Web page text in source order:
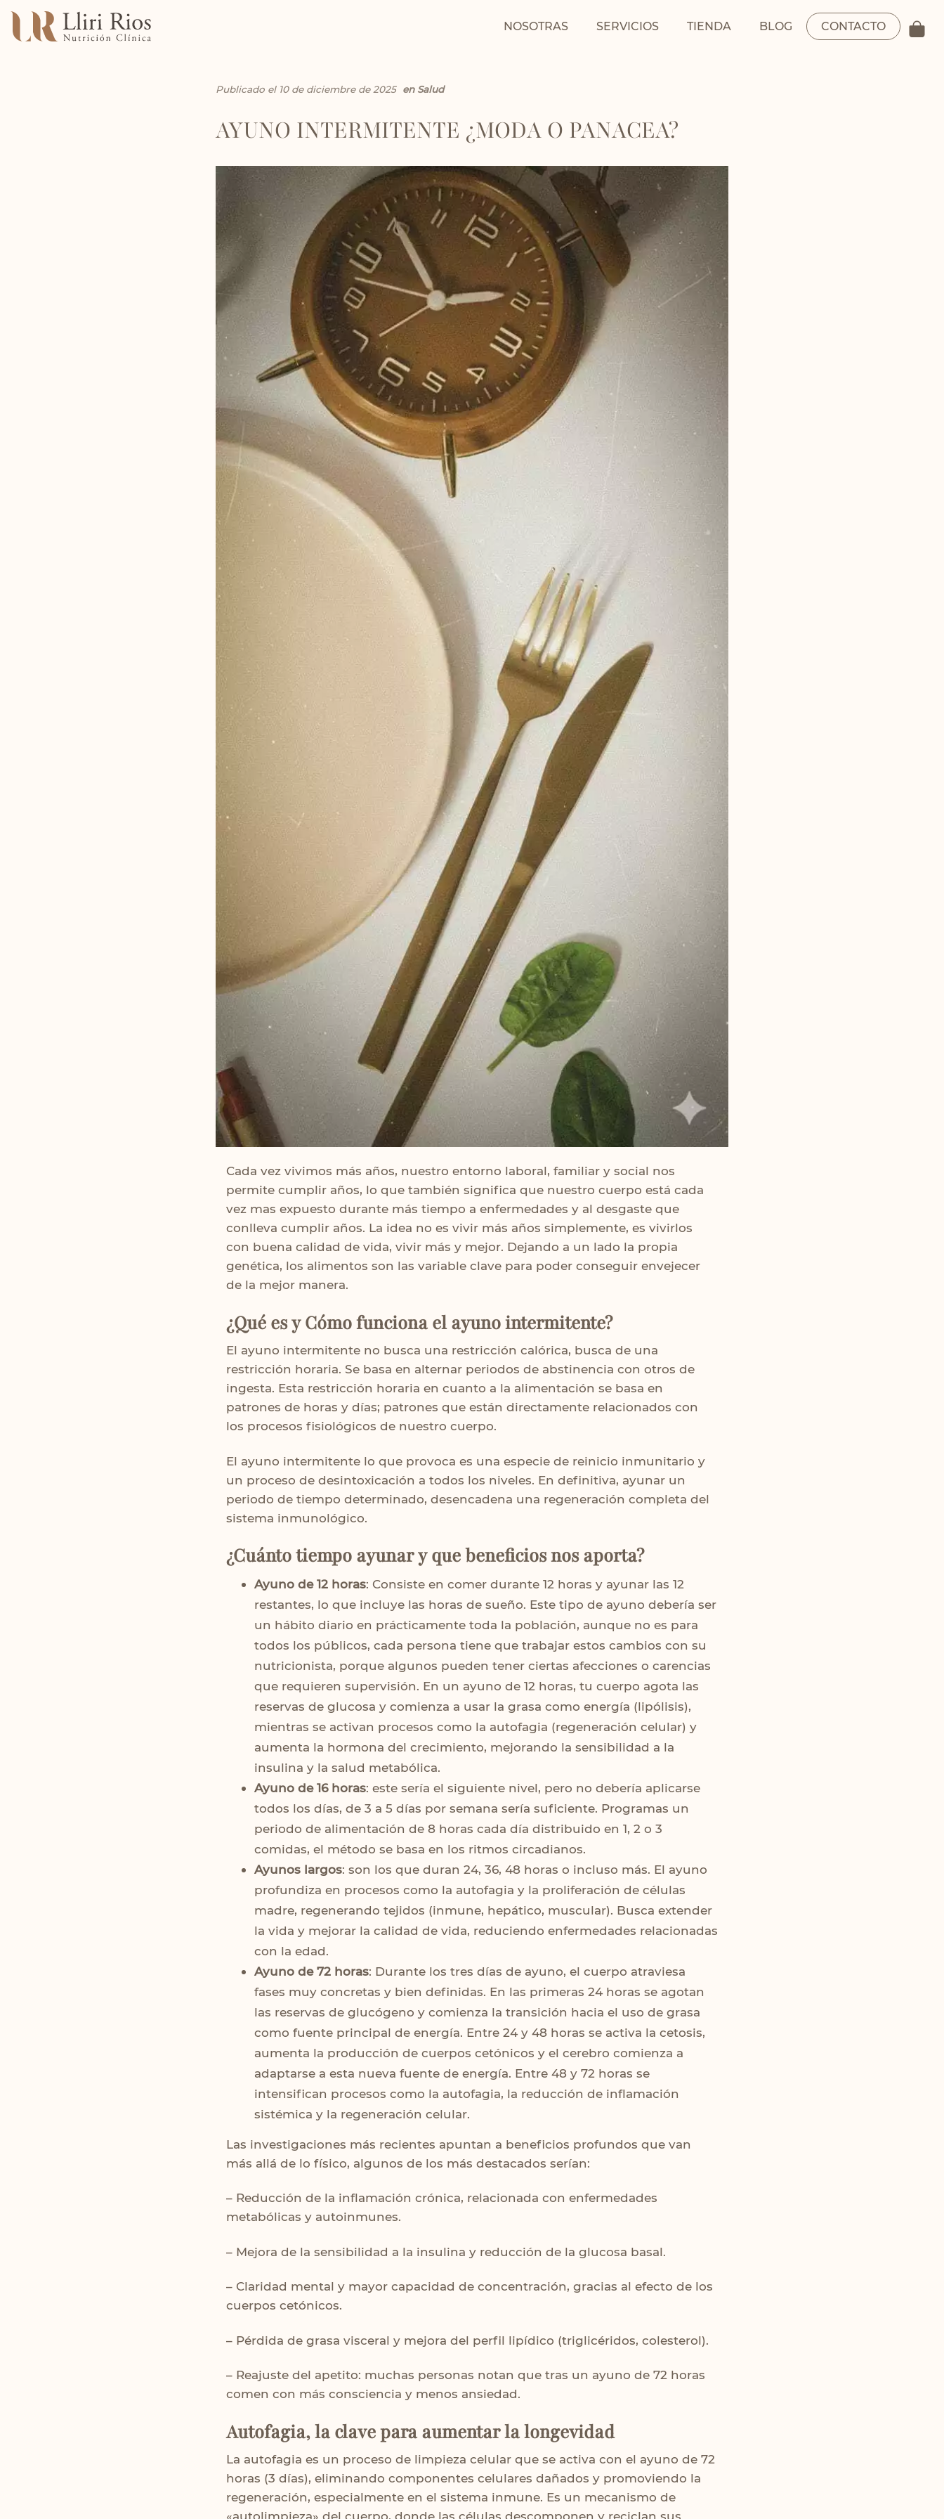
NOSOTRAS SERVICIOS TIENDA BLOG CONTACTO
Publicado el 10 de diciembre de 2025 en Salud
AYUNO INTERMITENTE ¿MODA O PANACEA?
Cada vez vivimos más años, nuestro entorno laboral, familiar y social nos
permite cumplir años, lo que también significa que nuestro cuerpo está cada
vez mas expuesto durante más tiempo a enfermedades y al desgaste que
conlleva cumplir años. La idea no es vivir más años simplemente, es vivirlos
con buena calidad de vida, vivir más y mejor. Dejando a un lado la propia
genética, los alimentos son las variable clave para poder conseguir envejecer
de la mejor manera.
¿Qué es y Cómo funciona el ayuno intermitente?
El ayuno intermitente no busca una restricción calórica, busca de una
restricción horaria. Se basa en alternar periodos de abstinencia con otros de
ingesta. Esta restricción horaria en cuanto a la alimentación se basa en
patrones de horas y días; patrones que están directamente relacionados con
los procesos fisiológicos de nuestro cuerpo.
El ayuno intermitente lo que provoca es una especie de reinicio inmunitario y
un proceso de desintoxicación a todos los niveles. En definitiva, ayunar un
periodo de tiempo determinado, desencadena una regeneración completa del
sistema inmunológico.
¿Cuánto tiempo ayunar y que beneficios nos aporta?
Ayuno de 12 horas: Consiste en comer durante 12 horas y ayunar las 12
restantes, lo que incluye las horas de sueño. Este tipo de ayuno debería ser
un hábito diario en prácticamente toda la población, aunque no es para
todos los públicos, cada persona tiene que trabajar estos cambios con su
nutricionista, porque algunos pueden tener ciertas afecciones o carencias
que requieren supervisión. En un ayuno de 12 horas, tu cuerpo agota las
reservas de glucosa y comienza a usar la grasa como energía (lipólisis),
mientras se activan procesos como la autofagia (regeneración celular) y
aumenta la hormona del crecimiento, mejorando la sensibilidad a la
insulina y la salud metabólica.
Ayuno de 16 horas: este sería el siguiente nivel, pero no debería aplicarse
todos los días, de 3 a 5 días por semana sería suficiente. Programas un
periodo de alimentación de 8 horas cada día distribuido en 1, 2 o 3
comidas, el método se basa en los ritmos circadianos.
Ayunos largos: son los que duran 24, 36, 48 horas o incluso más. El ayuno
profundiza en procesos como la autofagia y la proliferación de células
madre, regenerando tejidos (inmune, hepático, muscular). Busca extender
la vida y mejorar la calidad de vida, reduciendo enfermedades relacionadas
con la edad.
Ayuno de 72 horas: Durante los tres días de ayuno, el cuerpo atraviesa
fases muy concretas y bien definidas. En las primeras 24 horas se agotan
las reservas de glucógeno y comienza la transición hacia el uso de grasa
como fuente principal de energía. Entre 24 y 48 horas se activa la cetosis,
aumenta la producción de cuerpos cetónicos y el cerebro comienza a
adaptarse a esta nueva fuente de energía. Entre 48 y 72 horas se
intensifican procesos como la autofagia, la reducción de inflamación
sistémica y la regeneración celular.
Las investigaciones más recientes apuntan a beneficios profundos que van
más allá de lo físico, algunos de los más destacados serían:
– Reducción de la inflamación crónica, relacionada con enfermedades
metabólicas y autoinmunes.
– Mejora de la sensibilidad a la insulina y reducción de la glucosa basal.
– Claridad mental y mayor capacidad de concentración, gracias al efecto de los
cuerpos cetónicos.
– Pérdida de grasa visceral y mejora del perfil lipídico (triglicéridos, colesterol).
– Reajuste del apetito: muchas personas notan que tras un ayuno de 72 horas
comen con más consciencia y menos ansiedad.
Autofagia, la clave para aumentar la longevidad
La autofagia es un proceso de limpieza celular que se activa con el ayuno de 72
horas (3 días), eliminando componentes celulares dañados y promoviendo la
regeneración, especialmente en el sistema inmune. Es un mecanismo de
«autolimpieza» del cuerpo, donde las células descomponen y reciclan sus